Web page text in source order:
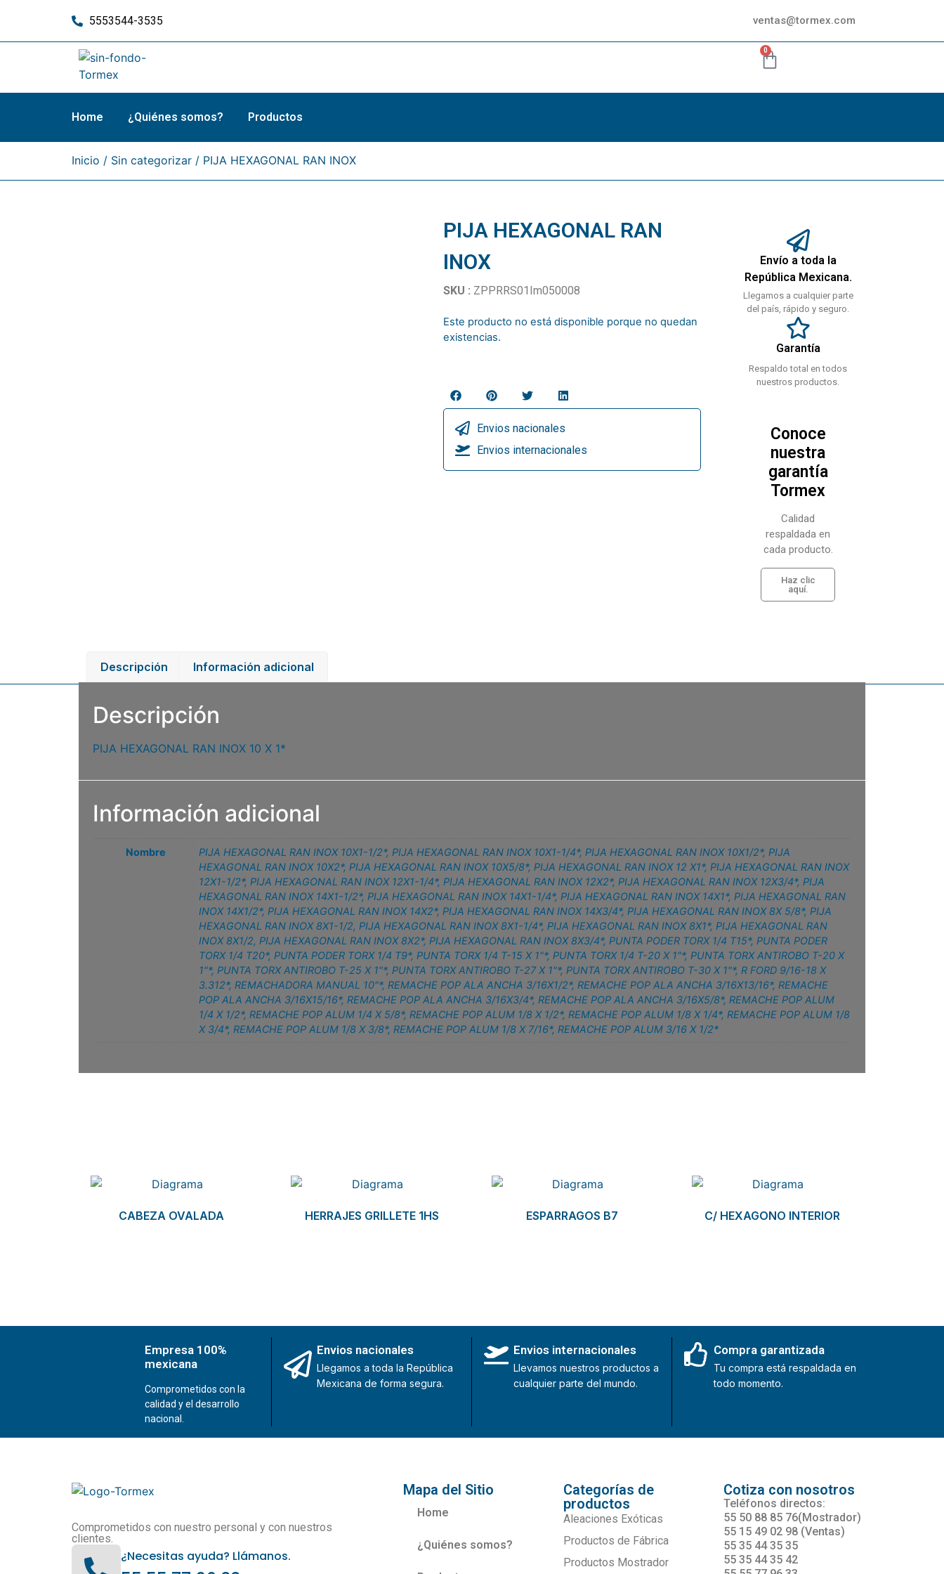
5553544-3535 ventas@tormex.com
0
Home ¿Quiénes somos? Productos
Inicio / Sin categorizar / PIJA HEXAGONAL RAN INOX
PIJA HEXAGONAL RAN
INOX
SKU : ZPPRRS01Im050008
Este producto no está disponible porque no quedan
existencias.
Envios nacionales
Envios internacionales
Envío a toda la
República Mexicana.
Llegamos a cualquier parte
del país, rápido y seguro.
Garantía
Respaldo total en todos
nuestros productos.
Conoce
nuestra
garantía
Tormex
Calidad
respaldada en
cada producto.
Haz clic
aquí.
Descripción Información adicional
Descripción
PIJA HEXAGONAL RAN INOX 10 X 1*
Información adicional
Nombre PIJA HEXAGONAL RAN INOX 10X1-1/2*, PIJA HEXAGONAL RAN INOX 10X1-1/4*, PIJA HEXAGONAL RAN INOX 10X1/2*, PIJA
HEXAGONAL RAN INOX 10X2*, PIJA HEXAGONAL RAN INOX 10X5/8*, PIJA HEXAGONAL RAN INOX 12 X1*, PIJA HEXAGONAL RAN INOX
12X1-1/2*, PIJA HEXAGONAL RAN INOX 12X1-1/4*, PIJA HEXAGONAL RAN INOX 12X2*, PIJA HEXAGONAL RAN INOX 12X3/4*, PIJA
HEXAGONAL RAN INOX 14X1-1/2*, PIJA HEXAGONAL RAN INOX 14X1-1/4*, PIJA HEXAGONAL RAN INOX 14X1*, PIJA HEXAGONAL RAN
INOX 14X1/2*, PIJA HEXAGONAL RAN INOX 14X2*, PIJA HEXAGONAL RAN INOX 14X3/4*, PIJA HEXAGONAL RAN INOX 8X 5/8*, PIJA
HEXAGONAL RAN INOX 8X1-1/2, PIJA HEXAGONAL RAN INOX 8X1-1/4*, PIJA HEXAGONAL RAN INOX 8X1*, PIJA HEXAGONAL RAN
INOX 8X1/2, PIJA HEXAGONAL RAN INOX 8X2*, PIJA HEXAGONAL RAN INOX 8X3/4*, PUNTA PODER TORX 1/4 T15*, PUNTA PODER
TORX 1/4 T20*, PUNTA PODER TORX 1/4 T9*, PUNTA TORX 1/4 T-15 X 1"*, PUNTA TORX 1/4 T-20 X 1"*, PUNTA TORX ANTIROBO T-20 X
1"*, PUNTA TORX ANTIROBO T-25 X 1"*, PUNTA TORX ANTIROBO T-27 X 1"*, PUNTA TORX ANTIROBO T-30 X 1"*, R FORD 9/16-18 X
3.312*, REMACHADORA MANUAL 10"*, REMACHE POP ALA ANCHA 3/16X1/2*, REMACHE POP ALA ANCHA 3/16X13/16*, REMACHE
POP ALA ANCHA 3/16X15/16*, REMACHE POP ALA ANCHA 3/16X3/4*, REMACHE POP ALA ANCHA 3/16X5/8*, REMACHE POP ALUM
1/4 X 1/2*, REMACHE POP ALUM 1/4 X 5/8*, REMACHE POP ALUM 1/8 X 1/2*, REMACHE POP ALUM 1/8 X 1/4*, REMACHE POP ALUM 1/8
X 3/4*, REMACHE POP ALUM 1/8 X 3/8*, REMACHE POP ALUM 1/8 X 7/16*, REMACHE POP ALUM 3/16 X 1/2*
CABEZA OVALADA HERRAJES GRILLETE 1HS ESPARRAGOS B7 C/ HEXAGONO INTERIOR
Empresa 100%
mexicana
Comprometidos con la
calidad y el desarrollo
nacional.
Envios nacionales
Llegamos a toda la República
Mexicana de forma segura.
Envios internacionales
Llevamos nuestros productos a
cualquier parte del mundo.
Compra garantizada
Tu compra está respaldada en
todo momento.
Comprometidos con nuestro personal y con nuestros
clientes.
¿Necesitas ayuda? Llámanos.
Mapa del Sitio
Home
¿Quiénes somos?
Categorías de
productos
Aleaciones Exóticas
Productos de Fábrica
Productos Mostrador
Cotiza con nosotros
Teléfonos directos:
55 50 88 85 76(Mostrador)
55 15 49 02 98 (Ventas)
55 35 44 35 35
55 35 44 35 42